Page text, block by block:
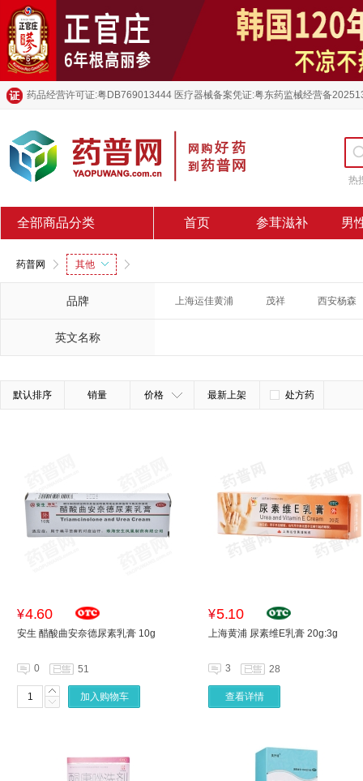
药品经营许可证:粤DB769013444 医疗器械备案凭证:粤东药监械经营备
热
全部商品分类 首页 参茸滋补 男
药普网 其他
品牌 上海运佳黄浦 茂祥 西安杨森
英文名称
默认排序 销量 价格 最新上架 处方药
¥4.60
安生 醋酸曲安奈德尿素乳膏 10g
0 51
加入购物车
¥5.10
上海黄浦 尿素维E乳膏 20g:3g
3 28
查看详情